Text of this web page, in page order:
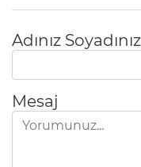
Adınız Soyadınız
Mesaj